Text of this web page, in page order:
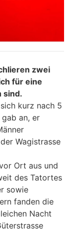
zwei
für eine
sind.
kurz nach 5
an, er
Wagistrasse
Ort aus und
des Tatortes
sowie
fanden die
Nacht